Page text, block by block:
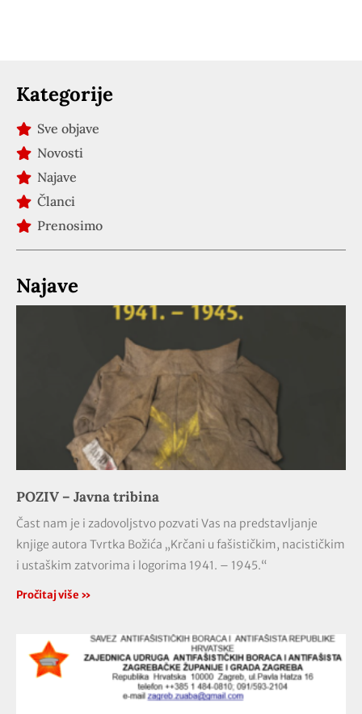
Kategorije
Sve objave
Novosti
Najave
Članci
Prenosimo
Najave
POZIV – Javna tribina
Čast nam je i zadovoljstvo pozvati Vas na predstavljanje
knjige autora Tvrtka Božića „Krčani u fašističkim, nacističkim
i ustaškim zatvorima i logorima 1941. – 1945.“
Pročitaj više »